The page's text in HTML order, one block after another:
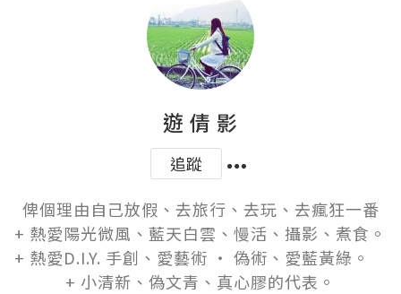
遊 倩 影
追蹤
俾個理由自己放假、去旅行、去玩、去瘋狂一番
+ 熱愛陽光微風、藍天白雲、慢活、攝影、煮食。
+ 熱愛D.I.Y. 手創、愛藝術 ‧ 偽術、愛藍黃綠。
+ 小清新、偽文青、真心膠的代表。